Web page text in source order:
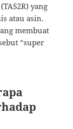
yang
atau asin.
membuat
“super